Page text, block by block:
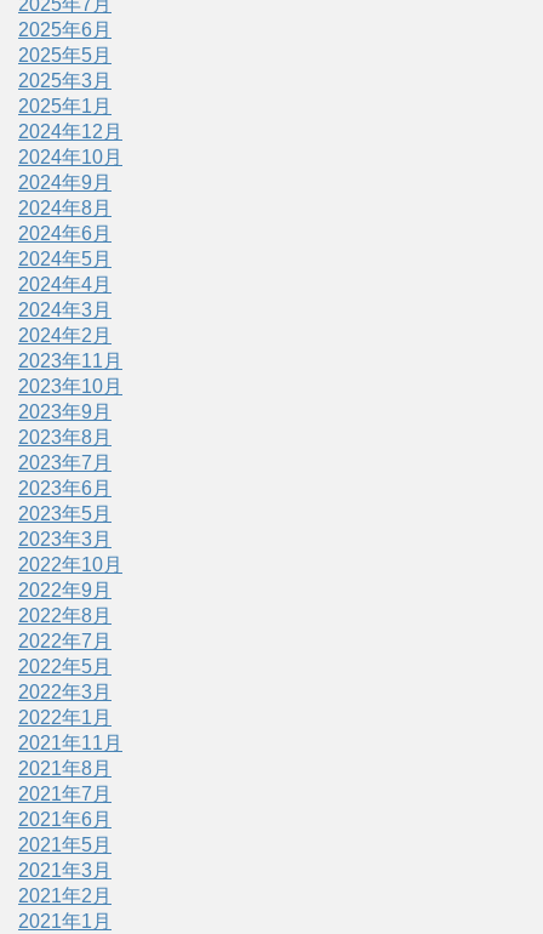
2025年7月
2025年6月
2025年5月
2025年3月
2025年1月
2024年12月
2024年10月
2024年9月
2024年8月
2024年6月
2024年5月
2024年4月
2024年3月
2024年2月
2023年11月
2023年10月
2023年9月
2023年8月
2023年7月
2023年6月
2023年5月
2023年3月
2022年10月
2022年9月
2022年8月
2022年7月
2022年5月
2022年3月
2022年1月
2021年11月
2021年8月
2021年7月
2021年6月
2021年5月
2021年3月
2021年2月
2021年1月